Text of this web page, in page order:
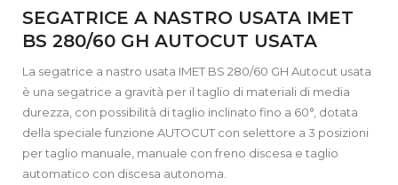
SEGATRICE A NASTRO USATA IMET
BS 280/60 GH AUTOCUT USATA
La segatrice a nastro usata IMET BS 280/60 GH Autocut usata
è una segatrice a gravità per il taglio di materiali di media
durezza, con possibilità di taglio inclinato fino a 60°, dotata
della speciale funzione AUTOCUT con selettore a 3 posizioni
per taglio manuale, manuale con freno discesa e taglio
automatico con discesa autonoma.